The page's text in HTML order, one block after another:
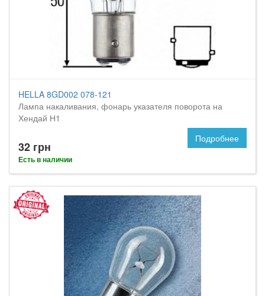
HELLA 8GD002 078-121
Лампа накаливания, фонарь указателя поворота на
Хендай Н1
32 грн
Есть в наличии
Подробнее